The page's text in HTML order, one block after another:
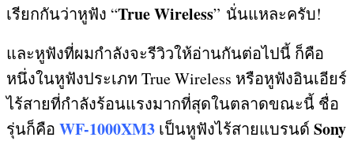
เรียกกันว่าหูฟัง “True Wireless” นั่นแหละครับ!
และหูฟังที่ผมกำลังจะรีวิวให้อ่านกันต่อไปนี้ ก็คือ
หนึ่งในหูฟังประเภท True Wireless หรือหูฟังอินเอียร์
ไร้สายที่กำลังร้อนแรงมากที่สุดในตลาดขณะนี้ ชื่อ
รุ่นก็คือ WF-1000XM3 เป็นหูฟังไร้สายแบรนด์ Sony